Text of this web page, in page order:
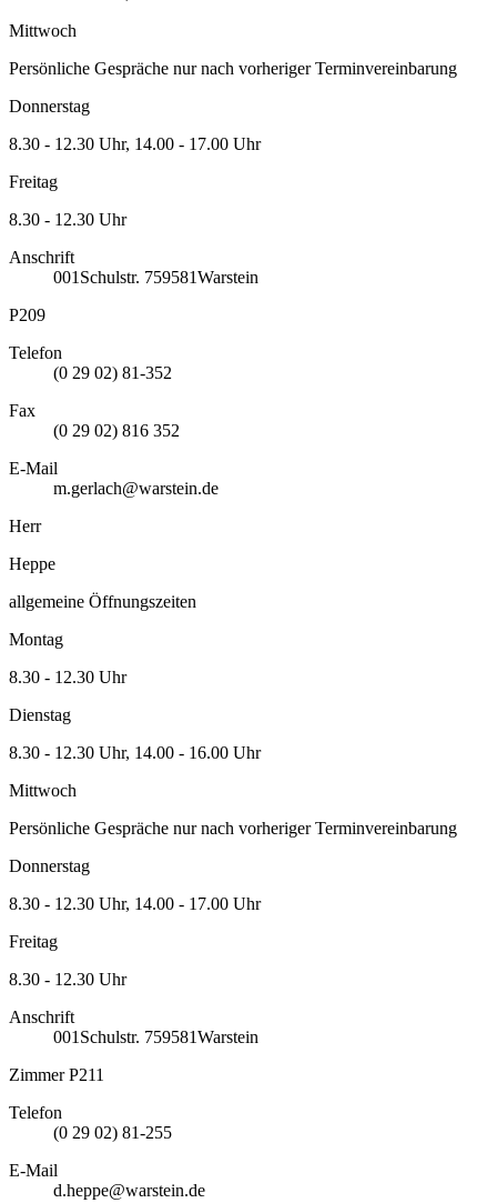
Mittwoch
Persönliche Gespräche nur nach vorheriger Terminvereinbarung
Donnerstag
8.30 - 12.30 Uhr, 14.00 - 17.00 Uhr
Freitag
8.30 - 12.30 Uhr
Anschrift
001 Schulstr. 759581Warstein
P209
Telefon
(0 29 02) 81-352
Fax
(0 29 02) 816 352
E-Mail
m.gerlach@warstein.de
Herr
Heppe
allgemeine Öffnungszeiten
Montag
8.30 - 12.30 Uhr
Dienstag
8.30 - 12.30 Uhr, 14.00 - 16.00 Uhr
Mittwoch
Persönliche Gespräche nur nach vorheriger Terminvereinbarung
Donnerstag
8.30 - 12.30 Uhr, 14.00 - 17.00 Uhr
Freitag
8.30 - 12.30 Uhr
Anschrift
001 Schulstr. 759581Warstein
Zimmer P211
Telefon
(0 29 02) 81-255
E-Mail
d.heppe@warstein.de